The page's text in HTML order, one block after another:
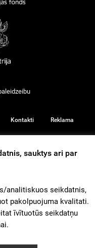
Kontakti Reklama
sauktys ari par
analitiskuos seikdatnis,
pakolpuojuma kvalitati.
īvītuotūs seikdatņu